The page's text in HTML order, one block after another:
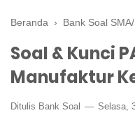
Beranda › Bank Soal
Soal & Kunci
Manufaktur
Ditulis Bank Soal Selasa,